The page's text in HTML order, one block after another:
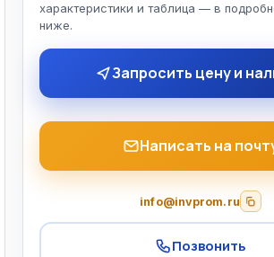
характеристики и таблица — в
ниже.
Запросить цену и
Написать на
info@invprom.ru
Позвонить